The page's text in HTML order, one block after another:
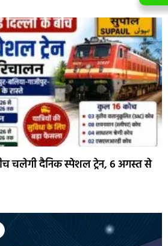
चलेगी दैनिक स्पेशल ट्रेन, 6 अगस्त से